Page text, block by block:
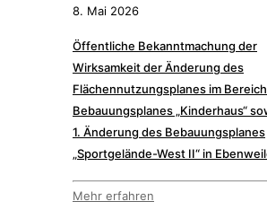
8. Mai 2026
Öffentliche Bekanntmachung der
Wirksamkeit der Änderung des
Flächennutzungsplanes im
Bebauungsplanes „Kinderhaus“
1. Änderung des Bebauungsplanes
„Sportgelände-West II“ in
Mehr erfahren